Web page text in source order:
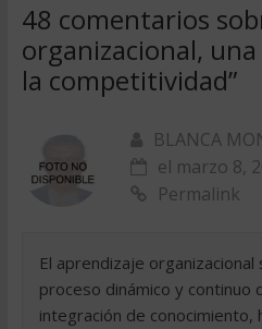
48 comentarios
organizacional,
la competitividad”
BLANCA
el marzo 8,
Permalink
El aprendizaje
proceso dinámico y continuo
integración de conocimiento,